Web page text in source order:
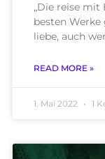
„Die reise mit
besten Werke
liebe, auch
READ MORE »
1. Mai 2022 1